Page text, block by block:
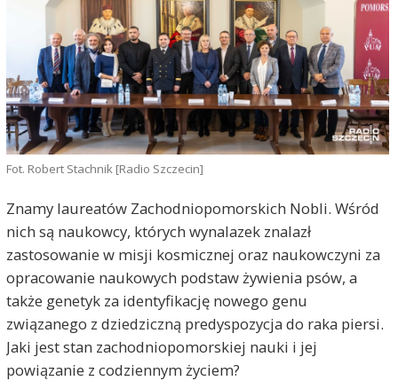
Fot. Robert Stachnik [Radio Szczecin]
Znamy laureatów Zachodniopomorskich Nobli. Wśród
nich są naukowcy, których wynalazek znalazł
zastosowanie w misji kosmicznej oraz naukowczyni za
opracowanie naukowych podstaw żywienia psów, a
także genetyk za identyfikację nowego genu
związanego z dziedziczną predyspozycja do raka piersi.
Jaki jest stan zachodniopomorskiej nauki i jej
powiązanie z codziennym życiem?